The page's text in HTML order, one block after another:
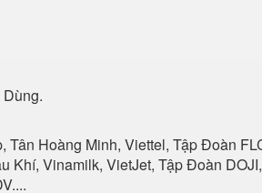
Tân Hoàng Minh, Viettel, Tập Đoàn
Vinamilk, VietJet, Tập Đoàn